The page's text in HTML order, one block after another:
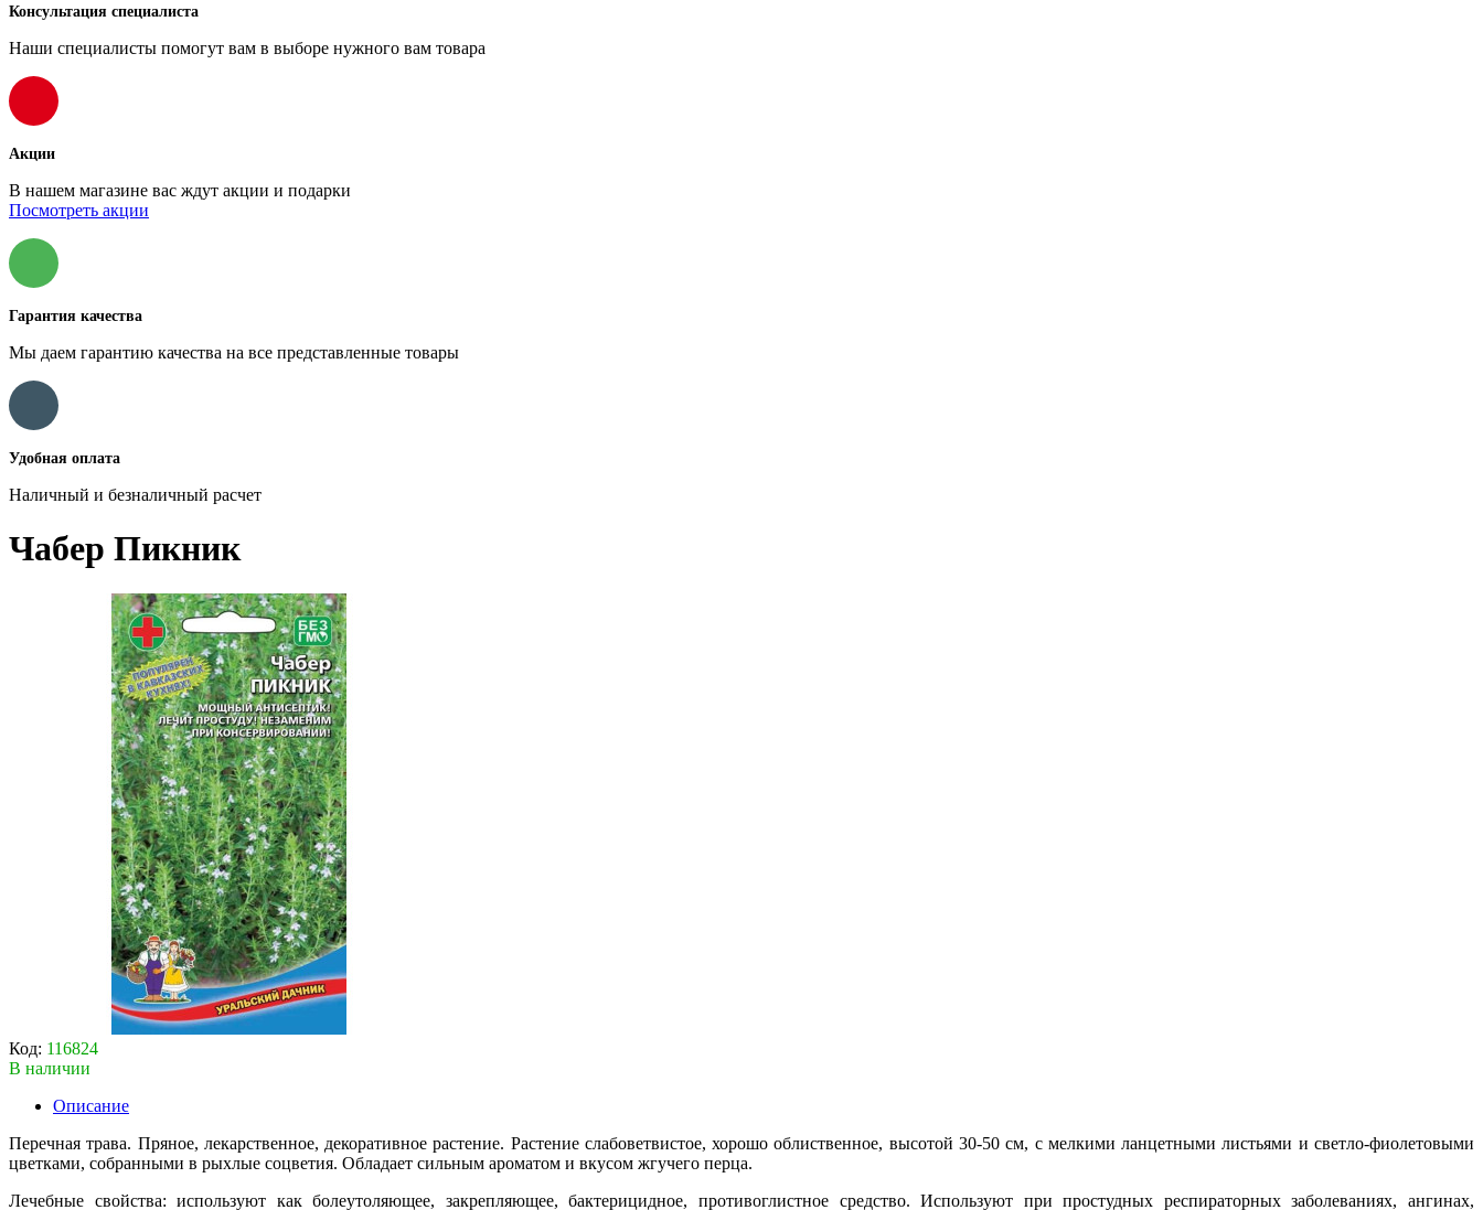
Консультация специалиста
Наши специалисты помогут вам в выборе нужного вам товара
Акции
В нашем магазине вас ждут акции и подарки
Посмотреть акции
Гарантия качества
Мы даем гарантию качества на все представленные товары
Удобная оплата
Наличный и безналичный расчет
Чабер Пикник
Код: 116824
В наличии
Описание
Перечная трава. Пряное, лекарственное, декоративное растение. Растение слабоветвистое, хорошо облиственное, высотой 30-50 см, c мелкими ланцетными листьями и светло-фиолетовыми
цветками, собранными в рыхлые соцветия. Обладает сильным ароматом и вкусом жгучего перца.
Лечебные свойства: используют как болеутоляющее, закрепляющее, бактерицидное, противоглистное средство. Используют при простудных респираторных заболеваниях, ангинах,